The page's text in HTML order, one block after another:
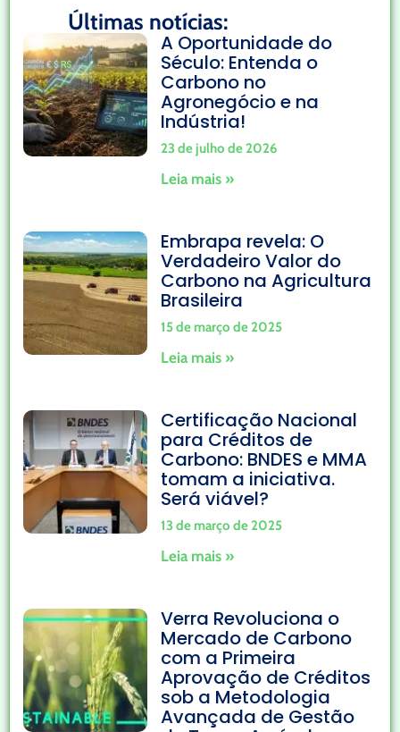
Últimas notícias:
A Oportunidade do
Século: Entenda o
Carbono no
Agronegócio e na
Indústria!
23 de julho de 2026
Leia mais »
Embrapa revela: O
Verdadeiro Valor do
Carbono na Agricultura
Brasileira
15 de março de 2025
Leia mais »
Certificação Nacional
para Créditos de
Carbono: BNDES e MMA
tomam a iniciativa.
Será viável?
13 de março de 2025
Leia mais »
Verra Revoluciona o
Mercado de Carbono
com a Primeira
Aprovação de Créditos
sob a Metodologia
Avançada de Gestão